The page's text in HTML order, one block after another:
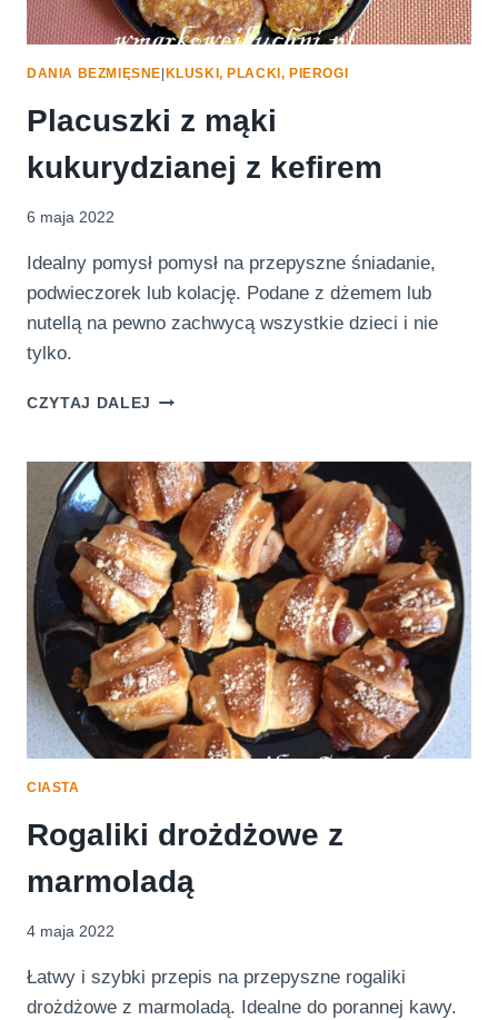
DANIA BEZMIĘSNE|KLUSKI, PLACKI, PIEROGI
Placuszki z mąki
kukurydzianej z kefirem
6 maja 2022
Idealny pomysł pomysł na przepyszne śniadanie,
podwieczorek lub kolację. Podane z dżemem lub
nutellą na pewno zachwycą wszystkie dzieci i nie
tylko.
CZYTAJ DALEJ PLACUSZKI
KUKURYDZIANEJ
Z
KEFIREM
CIASTA
Rogaliki drożdżowe z
marmoladą
4 maja 2022
Łatwy i szybki przepis na przepyszne rogaliki
drożdżowe z marmoladą. Idealne do porannej kawy.